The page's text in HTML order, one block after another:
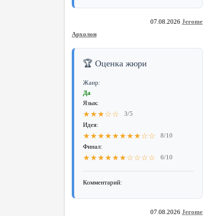
07.08.2026 Jerome
Архолон
🏆 Оценка жюри
Жанр:
Да
Язык:
★★★☆☆
3/5
Идея:
★★★★★★★★☆☆
8/10
Финал:
★★★★★★☆☆☆☆ 6/10
Комментарий:
07.08.2026 Jerome